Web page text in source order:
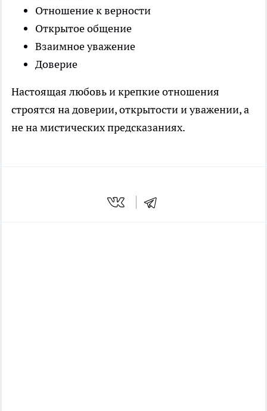
Отношение к верности
Открытое общение
Взаимное уважение
Доверие
Настоящая любовь и крепкие отношения
строятся на доверии, открытости и уважении, а
не на мистических предсказаниях.